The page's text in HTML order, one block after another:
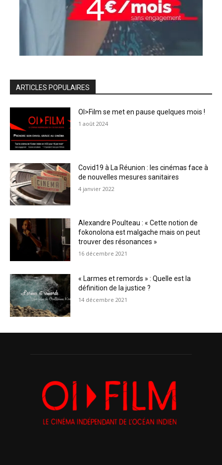
ARTICLES POPULAIRES
OI>Film se met en pause quelques mois !
1 août 2024
Covid19 à La Réunion : les cinémas face à
de nouvelles mesures sanitaires
4 janvier 2022
Alexandre Poulteau : « Cette notion de
fokonolona est malgache mais on peut
trouver des résonances »
16 décembre 2021
« Larmes et remords » : Quelle est la
définition de la justice ?
14 décembre 2021